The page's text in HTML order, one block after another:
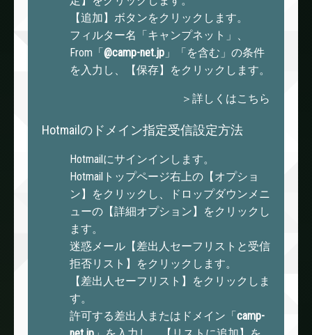
【追加】ボタンをクリックします。
フィルター名「キャンプネット」、
From「@camp-net.jp 」「を含む」の条件
を入力し、【保存】をクリックします。
＞詳しくはこちら
Hotmailのドメイン指定受信設定方法
Hotmailにサインインします。
Hotmailトップページ右上の【オプショ
ン】をクリックし、ドロップダウンメニ
ューの【詳細オプション】をクリックし
ます。
迷惑メール【差出人セーフリストと受信
拒否リスト】をクリックします。
【差出人セーフリスト】をクリックしま
す。
許可する差出人またはドメイン「camp-